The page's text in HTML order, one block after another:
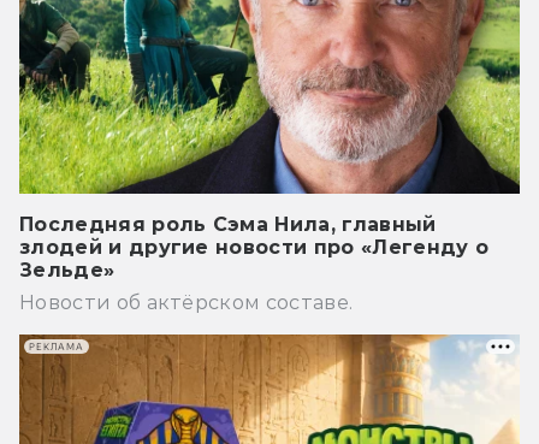
Последняя роль Сэма Нила, главный
злодей и другие новости про «Легенду о
Зельде»
Новости об актёрском составе.
РЕКЛАМА